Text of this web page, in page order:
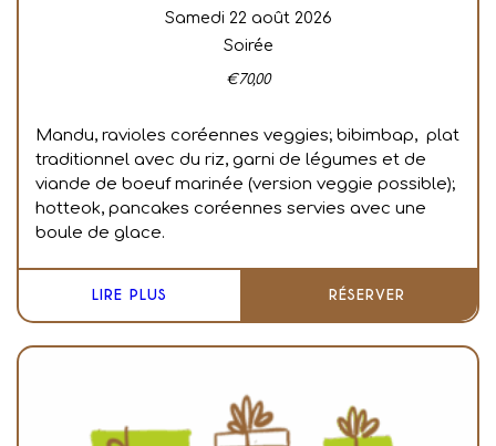
samedi 22 août 2026
Soirée
€70,00
Mandu, ravioles coréennes veggies; bibimbap, plat
traditionnel avec du riz, garni de légumes et de
viande de boeuf marinée (version veggie possible);
hotteok, pancakes coréennes servies avec une
boule de glace.
LIRE PLUS RÉSERVER